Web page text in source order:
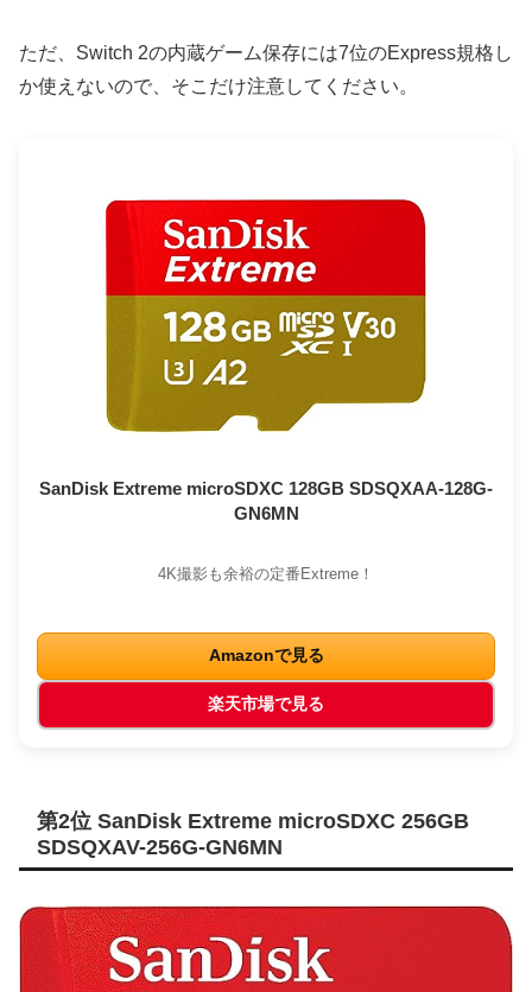
ただ、Switch 2の内蔵ゲーム保存には7位のExpress規格し
か使えないので、そこだけ注意してください。
SanDisk Extreme microSDXC 128GB SDSQXAA-128G-
GN6MN
4K撮影も余裕の定番Extreme！
Amazonで見る
楽天市場で見る
第2位 SanDisk Extreme microSDXC 256GB
SDSQXAV-256G-GN6MN